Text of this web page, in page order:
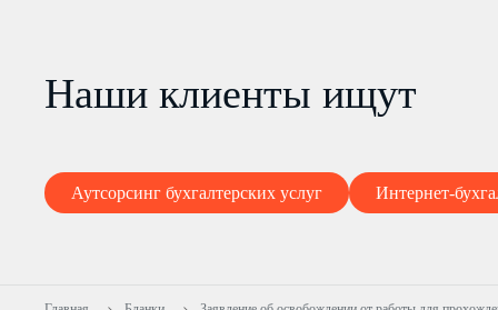
Наши клиенты ищут
Аутсорсинг бухгалтерских услуг Интернет-